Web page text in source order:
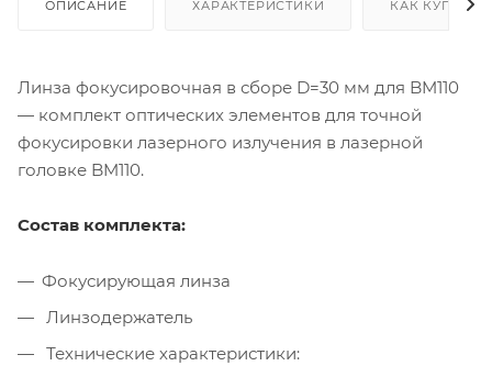
ОПИСАНИЕ ХАРАКТЕРИСТИКИ КАК КУПИТЬ
Линза фокусировочная в сборе D=30 мм для BM110
— комплект оптических элементов для точной
фокусировки лазерного излучения в лазерной
головке BM110.
Состав комплекта:
Фокусирующая линза
Линзодержатель
Технические характеристики: